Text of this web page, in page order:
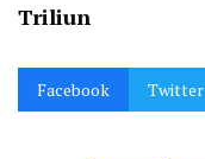
Triliun
Facebook Twitter